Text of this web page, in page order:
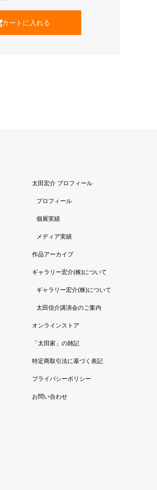
太田宏介 プロフィール
プロフィール
個展実績
メディア実績
作品アーカイブ
ギャラリー宏介(株)について
ギャラリー宏介(株)について
太田信介講演会のご案内
オンラインストア
「太田家」の雑記
特定商取引法に基づく表記
プライバシーポリシー
お問い合わせ